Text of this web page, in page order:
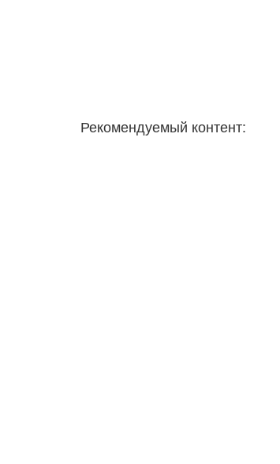
Рекомендуемый контент: